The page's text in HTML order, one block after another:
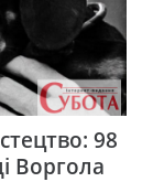
98
Воргола